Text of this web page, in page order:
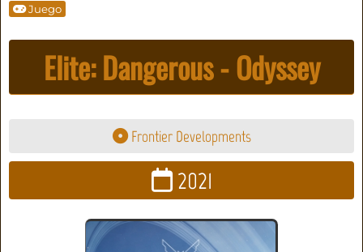
Juego
Elite: Dangerous - Odyssey
Frontier Developments
2021